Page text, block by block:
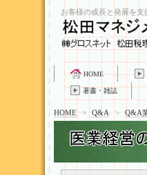
お客様の成長と発展を支
HOME
著書・雑誌
HOME > Q&A > Q&A